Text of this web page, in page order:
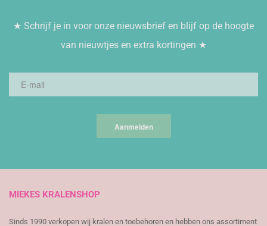
★ Schrijf je in voor onze nieuwsbrief en blijf op de hoogte
van nieuwtjes en extra kortingen ★
Aanmelden
MIEKES KRALENSHOP
Sinds 1990 verkopen wij kralen en toebehoren en hebben ons assortiment